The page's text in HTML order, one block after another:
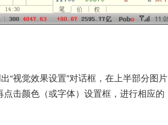
“视觉效果设置”对话框，在上半部分图片
击颜色（或字体）设置框，进行相应的